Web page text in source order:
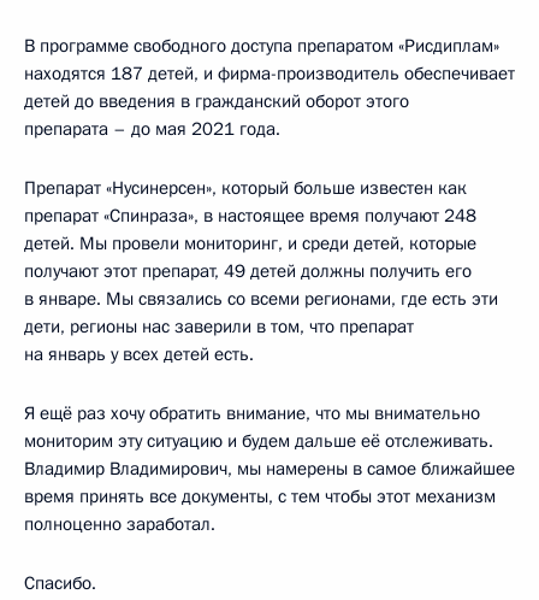
В программе свободного доступа препаратом «Рисдиплам»
находятся 187 детей, и фирма-производитель обеспечивает
детей до введения в гражданский оборот этого
препарата – до мая 2021 года.
Препарат «Нусинерсен», который больше известен как
препарат «Спинраза», в настоящее время получают 248
детей. Мы провели мониторинг, и среди детей, которые
получают этот препарат, 49 детей должны получить его
в январе. Мы связались со всеми регионами, где есть эти
дети, регионы нас заверили в том, что препарат
на январь у всех детей есть.
Я ещё раз хочу обратить внимание, что мы внимательно
мониторим эту ситуацию и будем дальше её отслеживать.
Владимир Владимирович, мы намерены в самое ближайшее
время принять все документы, с тем чтобы этот механизм
полноценно заработал.
Спасибо.